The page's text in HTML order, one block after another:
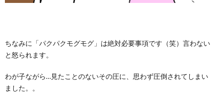
ちなみに「パクパクモグモグ」は絶対必要事項です（笑）言わない
と怒られます。
わが子ながら…見たことのないその圧に、思わず圧倒されてしまい
ました。。